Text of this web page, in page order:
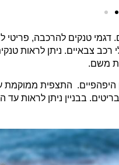
טנקים להרכבה, פריטי
לחווית ניווט בתחומי הפארק. משם נצא ישירות אל הרחבה בה
משם.
היפהפיים. התצפית
1943 ושימש כתחנת משטרה בימי הבריטים.